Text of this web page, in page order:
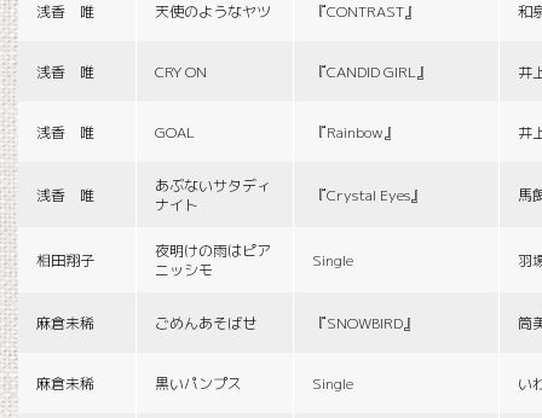
浅香 唯 天使のようなヤツ 『CONTRAST』 和
浅香 唯 CRY ON 『CANDID GIRL』 井
浅香 唯 GOAL 『Rainbow』 井
浅香 唯
あぶないサタディ
ナイト
『Crystal Eyes』 馬
相田翔子
夜明けの雨はピア
ニッシモ
Single 羽
麻倉未稀 ごめんあそばせ 『SNOWBIRD』 筒
麻倉未稀 黒いパンプス Single い